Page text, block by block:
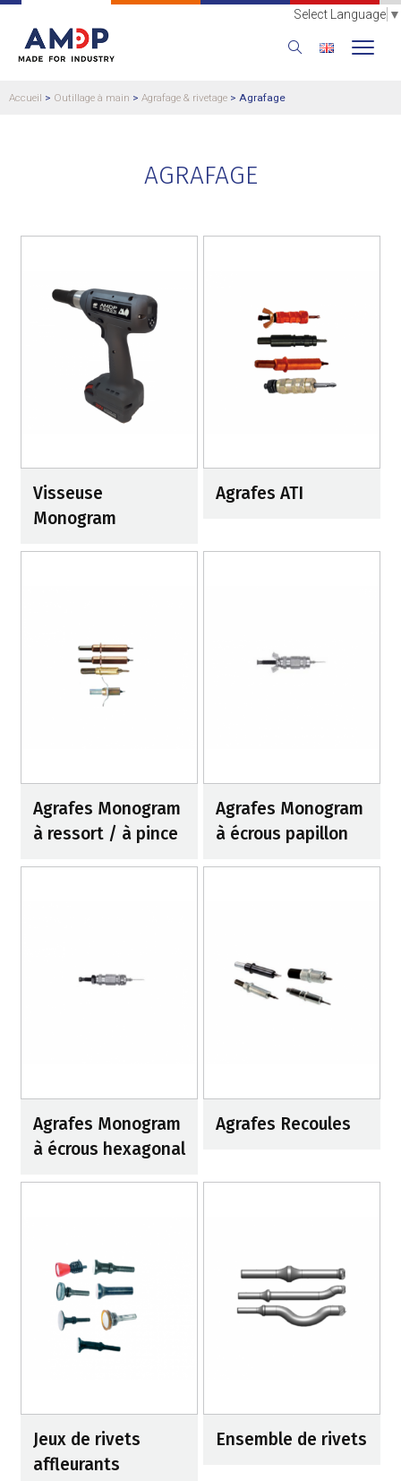
Select Language ▼
Accueil > Outillage à main > Agrafage & rivetage > Agrafage
AGRAFAGE
Visseuse
Monogram
Agrafes ATI
Agrafes Monogram
à ressort / à pince
Agrafes Monogram
à écrous papillon
Agrafes Monogram
à écrous hexagonal
Agrafes Recoules
Jeux de rivets
affleurants
Ensemble de rivets